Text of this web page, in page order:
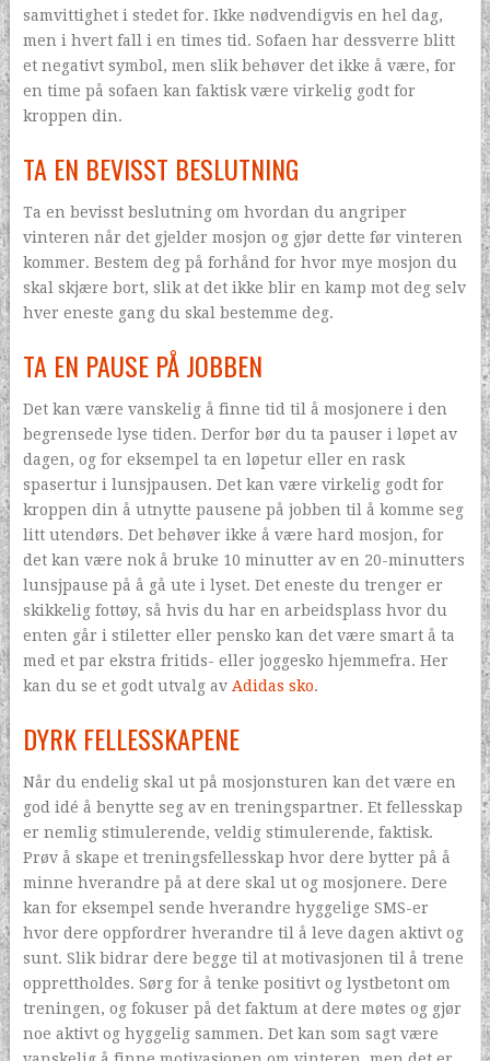
samvittighet i stedet for. Ikke nødvendigvis en hel dag,
men i hvert fall i en times tid. Sofaen har dessverre blitt
et negativt symbol, men slik behøver det ikke å være, for
en time på sofaen kan faktisk være virkelig godt for
kroppen din.
TA EN BEVISST BESLUTNING
Ta en bevisst beslutning om hvordan du angriper
vinteren når det gjelder mosjon og gjør dette før vinteren
kommer. Bestem deg på forhånd for hvor mye mosjon du
skal skjære bort, slik at det ikke blir en kamp mot deg selv
hver eneste gang du skal bestemme deg.
TA EN PAUSE PÅ JOBBEN
Det kan være vanskelig å finne tid til å mosjonere i den
begrensede lyse tiden. Derfor bør du ta pauser i løpet av
dagen, og for eksempel ta en løpetur eller en rask
spasertur i lunsjpausen. Det kan være virkelig godt for
kroppen din å utnytte pausene på jobben til å komme seg
litt utendørs. Det behøver ikke å være hard mosjon, for
det kan være nok å bruke 10 minutter av en 20-minutters
lunsjpause på å gå ute i lyset. Det eneste du trenger er
skikkelig fottøy, så hvis du har en arbeidsplass hvor du
enten går i stiletter eller pensko kan det være smart å ta
med et par ekstra fritids- eller joggesko hjemmefra. Her
kan du se et godt utvalg av Adidas sko.
DYRK FELLESSKAPENE
Når du endelig skal ut på mosjonsturen kan det være en
god idé å benytte seg av en treningspartner. Et fellesskap
er nemlig stimulerende, veldig stimulerende, faktisk.
Prøv å skape et treningsfellesskap hvor dere bytter på å
minne hverandre på at dere skal ut og mosjonere. Dere
kan for eksempel sende hverandre hyggelige SMS-er
hvor dere oppfordrer hverandre til å leve dagen aktivt og
sunt. Slik bidrar dere begge til at motivasjonen til å trene
opprettholdes. Sørg for å tenke positivt og lystbetont om
treningen, og fokuser på det faktum at dere møtes og gjør
noe aktivt og hyggelig sammen. Det kan som sagt være